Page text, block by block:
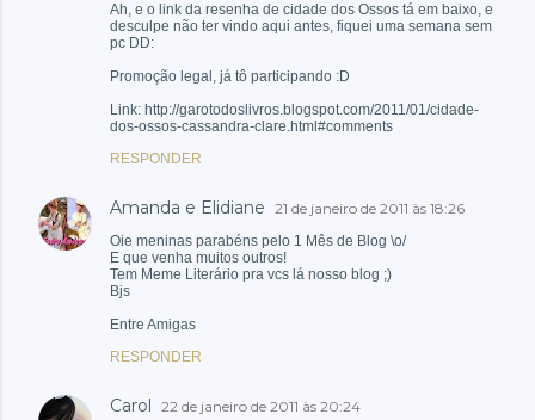
Ah, e o link da resenha de cidade dos Ossos tá em baixo, e
desculpe não ter vindo aqui antes, fiquei uma semana sem
pc DD:
Promoção legal, já tô participando :D
Link: http://garotodoslivros.blogspot.com/2011/01/cidade-
dos-ossos-cassandra-clare.html#comments
RESPONDER
Amanda e Elidiane 21 de janeiro de 2011 às 18:26
Oie meninas parabéns pelo 1 Mês de Blog \o/
E que venha muitos outros!
Tem Meme Literário pra vcs lá nosso blog ;)
Bjs
Entre Amigas
RESPONDER
Carol 22 de janeiro de 2011 às 20:24